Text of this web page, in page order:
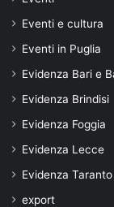
Eventi e cultura
Eventi in Puglia
Evidenza Bari e
Evidenza Brindisi
Evidenza Foggia
Evidenza Lecce
Evidenza Taranto
export